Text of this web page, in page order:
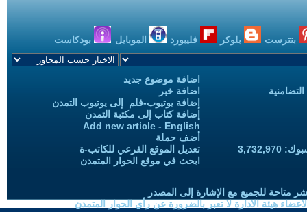
بنترست بلوكر فليبورد الموبايل بودكاست
اضافة موضوع جديد
اضافة خبر
إضافة يوتيوب-فلم إلى يوتيوب التمدن
إضافة كتاب إلى مكتبة التمدن
Add new article - English
أضف حملة
تعديل الموقع الفرعي للكاتب-ة
ابحث في موقع الحوار المتمدن
متاحة للجميع مع الإشارة إلى المصدر
هيئة الادارة لا تعبر بالضرورة عن رأي الحوار المتمدن